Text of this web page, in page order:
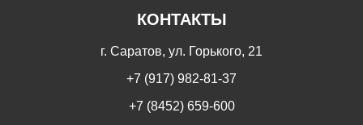
КОНТАКТЫ
г. Саратов, ул. Горького, 21
+7 (917) 982-81-37
+7 (8452) 659-600